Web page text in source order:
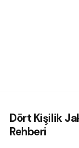
Dört Kişilik
Rehberi